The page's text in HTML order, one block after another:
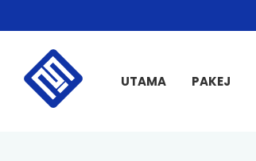
UTAMA PAKEJ